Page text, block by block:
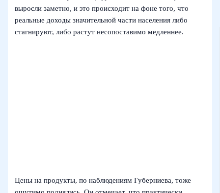
выросли заметно, и это происходит на фоне того, что
реальные доходы значительной части населения либо
стагнируют, либо растут несопоставимо медленнее.
Цены на продукты, по наблюдениям Губерниева, тоже